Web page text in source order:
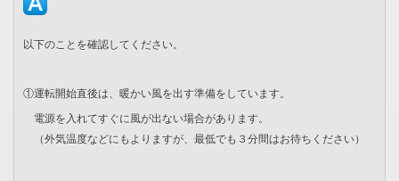
以下のことを確認してください。
①運転開始直後は、暖かい風を出す準備をしています。
電源を入れてすぐに風が出ない場合があります。
（外気温度などにもよりますが、最低でも３分間はお待ちください）